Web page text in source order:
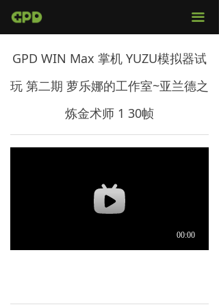
끀
官网首页
视频评测
固件下载
GPD WIN Max 掌机 YUZU模拟器试
玩 第二期 萝乐娜的工作室~亚兰德之
炼金术师 1 30帧